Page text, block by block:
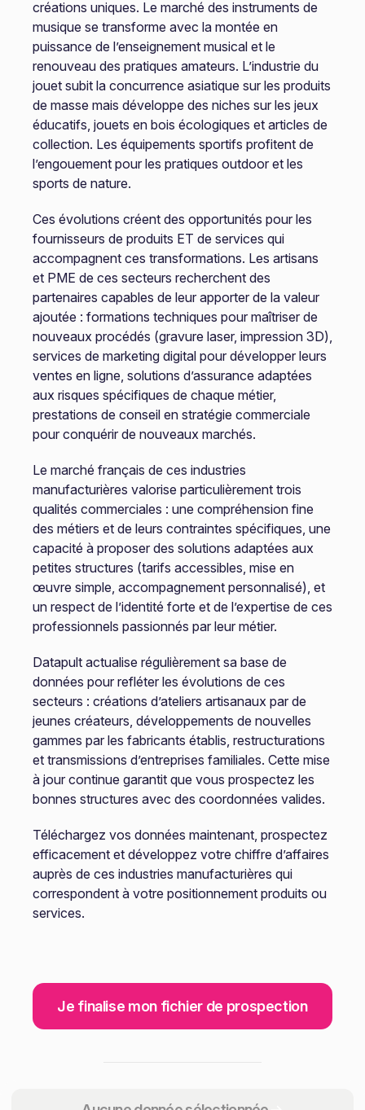
créations uniques. Le marché des instruments de
musique se transforme avec la montée en
puissance de l’enseignement musical et le
renouveau des pratiques amateurs. L’industrie du
jouet subit la concurrence asiatique sur les produits
de masse mais développe des niches sur les jeux
éducatifs, jouets en bois écologiques et articles de
collection. Les équipements sportifs profitent de
l’engouement pour les pratiques outdoor et les
sports de nature.
Ces évolutions créent des opportunités pour les
fournisseurs de produits ET de services qui
accompagnent ces transformations. Les artisans
et PME de ces secteurs recherchent des
partenaires capables de leur apporter de la valeur
ajoutée : formations techniques pour maîtriser de
nouveaux procédés (gravure laser, impression 3D),
services de marketing digital pour développer leurs
ventes en ligne, solutions d’assurance adaptées
aux risques spécifiques de chaque métier,
prestations de conseil en stratégie commerciale
pour conquérir de nouveaux marchés.
Le marché français de ces industries
manufacturières valorise particulièrement trois
qualités commerciales : une compréhension fine
des métiers et de leurs contraintes spécifiques, une
capacité à proposer des solutions adaptées aux
petites structures (tarifs accessibles, mise en
œuvre simple, accompagnement personnalisé), et
un respect de l’identité forte et de l’expertise de ces
professionnels passionnés par leur métier.
Datapult actualise régulièrement sa base de
données pour refléter les évolutions de ces
secteurs : créations d’ateliers artisanaux par de
jeunes créateurs, développements de nouvelles
gammes par les fabricants établis, restructurations
et transmissions d’entreprises familiales. Cette mise
à jour continue garantit que vous prospectez les
bonnes structures avec des coordonnées valides.
Téléchargez vos données maintenant, prospectez
efficacement et développez votre chiffre d’affaires
auprès de ces industries manufacturières qui
correspondent à votre positionnement produits ou
services.
Je finalise mon fichier de prospection
Partager